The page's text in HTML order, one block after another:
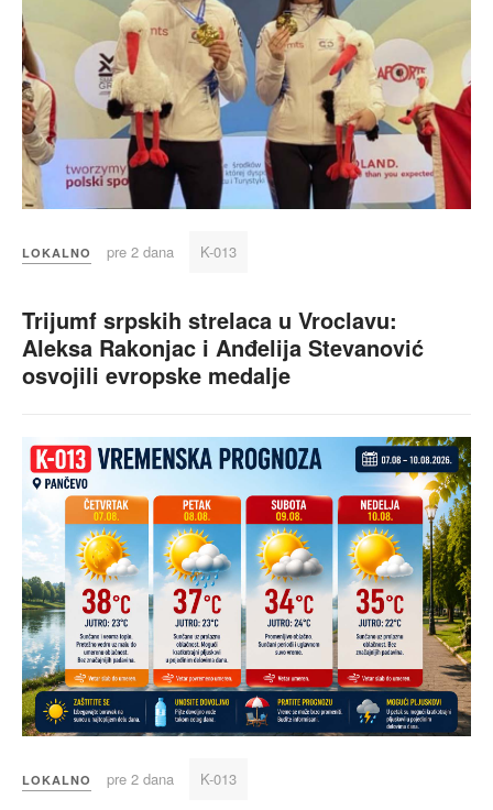
LOKALNO pre 2 dana K-013
Trijumf srpskih strelaca u Vroclavu:
Aleksa Rakonjac i Anđelija Stevanović
osvojili evropske medalje
LOKALNO pre 2 dana K-013